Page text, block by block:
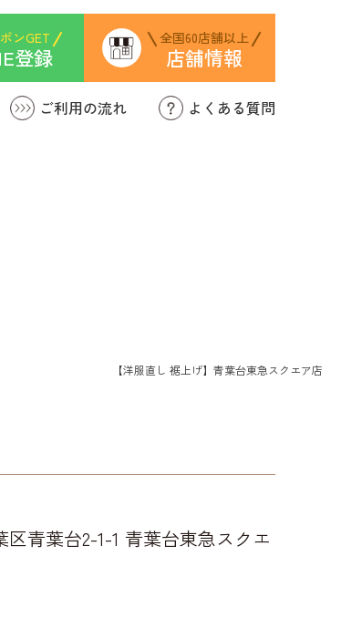
ンGET
登録
全国60店舗以上
店舗情報
ご利用の流れ よくある質問
【洋服直し 裾上げ】青葉台東急スクエア店
青葉台2-1-1 青葉台東急スクエ